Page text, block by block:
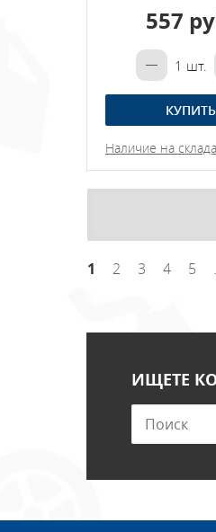
557
1 шт.
КУПИТЬ
Наличие на
1 2 3 4 5
ИЩЕТЕ